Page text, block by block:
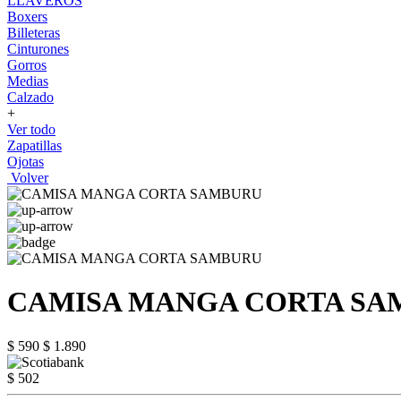
Boxers
Billeteras
Cinturones
Gorros
Medias
Calzado
+
Ver todo
Zapatillas
Ojotas
Volver
CAMISA MANGA CORTA
$ 590 $ 1.890
$ 502